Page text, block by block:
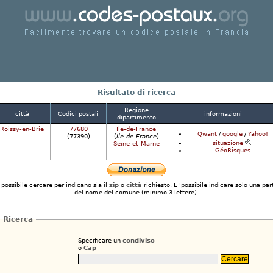
Facilmente trovare un codice postale in Francia
Risultato di ricerca
città Codici postali
Regione
dipartimento
informazioni
Roissy-en-Brie
77680
(77390)
Île-de-France
(Île-de-France)
Seine-et-Marne
Qwant/google/Yahoo!
situazione
GéoRisques
possibile cercare per indicano sia il zipo città richiesto. E 'possibile indicare solo una
del nome del comune (minimo 3 lettere).
Ricerca
Specificare un condiviso
o Cap